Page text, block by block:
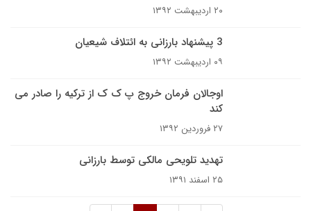
۲۰ اردیبهشت ۱۳۹۲
3 پیشنهاد بارزانی به ائتلاف شیعیان
۰۹ اردیبهشت ۱۳۹۲
اوجالان فرمان خروج پ ک ک از ترکیه را صادر می
کند
۲۷ فروردین ۱۳۹۲
تهدید تلویحی مالکی توسط بارزانی
۲۵ اسفند ۱۳۹۱